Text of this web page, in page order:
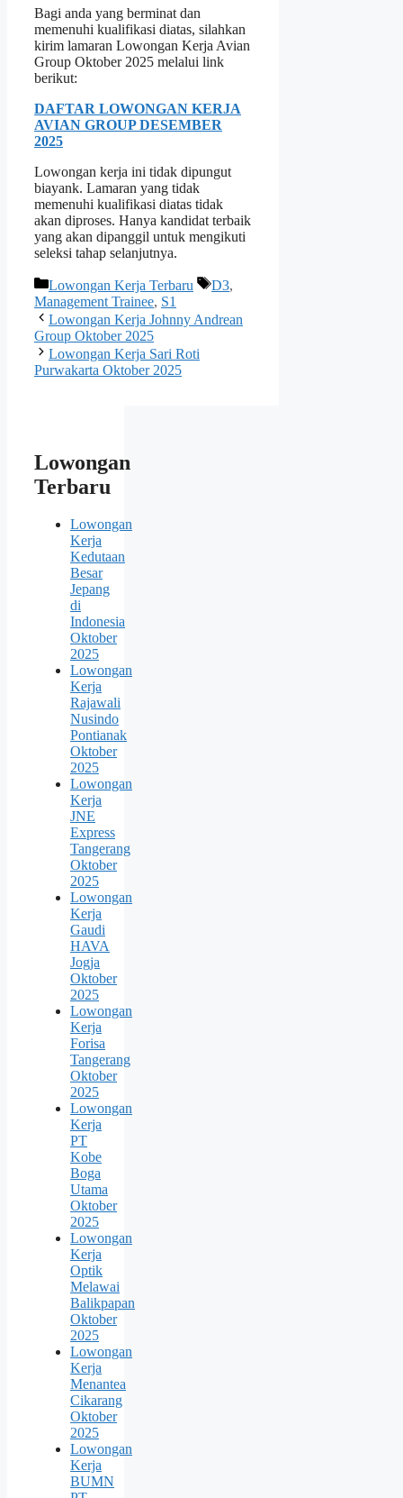
Bagi anda yang berminat dan
memenuhi kualifikasi diatas, silahkan
kirim lamaran Lowongan Kerja Avian
Group Oktober 2025 melalui link
berikut:
DAFTAR LOWONGAN KERJA
AVIAN GROUP DESEMBER
2025
Lowongan kerja ini tidak dipungut
biayank. Lamaran yang tidak
memenuhi kualifikasi diatas tidak
akan diproses. Hanya kandidat terbaik
yang akan dipanggil untuk mengikuti
seleksi tahap selanjutnya.
Kategori
Lowongan Kerja Terbaru Tag
D3,
Management Trainee, S1
Lowongan Kerja Johnny Andrean
Group Oktober 2025
Lowongan Kerja Sari Roti
Purwakarta Oktober 2025
Lowongan
Terbaru
Lowongan
Kerja
Kedutaan
Besar
Jepang
di
Indonesia
Oktober
2025
Lowongan
Kerja
Rajawali
Nusindo
Pontianak
Oktober
2025
Lowongan
Kerja
JNE
Express
Tangerang
Oktober
2025
Lowongan
Kerja
Gaudi
HAVA
Jogja
Oktober
2025
Lowongan
Kerja
Forisa
Tangerang
Oktober
2025
Lowongan
Kerja
PT
Kobe
Boga
Utama
Oktober
2025
Lowongan
Kerja
Optik
Melawai
Balikpapan
Oktober
2025
Lowongan
Kerja
Menantea
Cikarang
Oktober
2025
Lowongan
Kerja
BUMN